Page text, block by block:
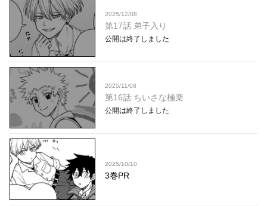
2025/12/08
第17話 弟子入り
公開は終了しました
2025/11/08
第16話 ちいさな極楽
公開は終了しました
2025/10/10
3巻PR